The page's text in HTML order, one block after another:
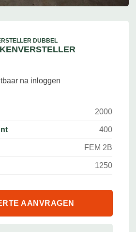
DUBBEL
na inloggen
2000
400
FEM 2B
1250
AANVRAGEN